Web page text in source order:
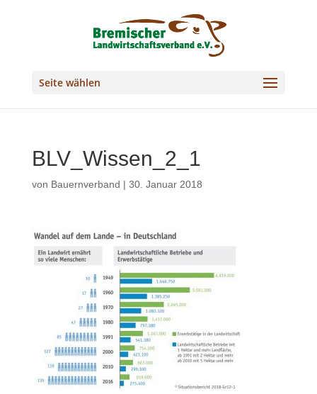
Seite wählen
BLV_Wissen_2_1
von Bauernverband | 30. Januar 2018